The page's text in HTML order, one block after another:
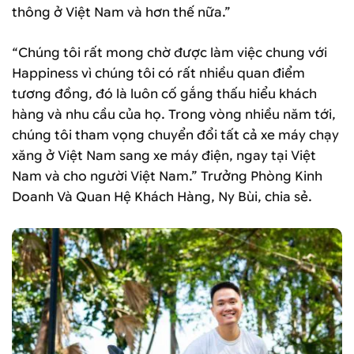
thông ở Việt Nam và hơn thế nữa.”
“Chúng tôi rất mong chờ được làm việc chung với
Happiness vì chúng tôi có rất nhiều quan điểm
tương đồng, đó là luôn cố gắng thấu hiểu khách
hàng và nhu cầu của họ. Trong vòng nhiều năm tới,
chúng tôi tham vọng chuyển đổi tất cả xe máy chạy
xăng ở Việt Nam sang xe máy điện, ngay tại Việt
Nam và cho người Việt Nam.” Trưởng Phòng Kinh
Doanh Và Quan Hệ Khách Hàng, Ny Bùi, chia sẻ.